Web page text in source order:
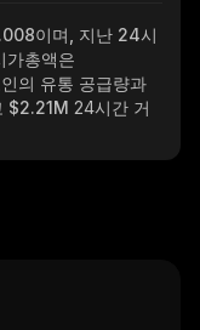
이며, 지난 24시
가총액은
인의 유통 공급량과
$2.21M 24시간 거